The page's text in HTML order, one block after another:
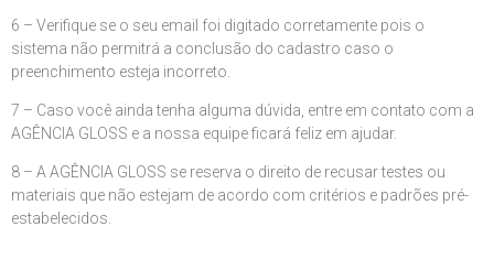
6 – Verifique se o seu email foi digitado corretamente pois o
sistema não permitrá a conclusão do cadastro caso o
preenchimento esteja incorreto.
7 – Caso você ainda tenha alguma dúvida, entre em contato com a
AGÊNCIA GLOSS e a nossa equipe ficará feliz em ajudar.
8 – A AGÊNCIA GLOSS se reserva o direito de recusar testes ou
materiais que não estejam de acordo com critérios e padrões pré-
estabelecidos.